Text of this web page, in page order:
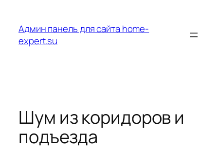
содержимому
Админ панель для сайта home-
expert.su
Шум из коридоров и
подъезда